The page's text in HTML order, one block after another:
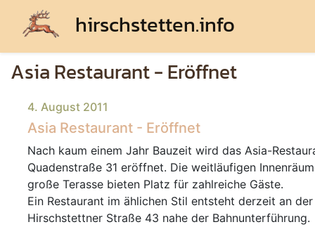
hirschstetten.info
Asia Restaurant - Eröffnet
4. August 2011
Asia Restaurant - Eröffnet
Nach kaum einem Jahr Bauzeit wird das Asia-
Quadenstraße 31 eröffnet. Die weitläufigen
große Terasse bieten Platz für zahlreiche Gäste.
Ein Restaurant im ählichen Stil entsteht derzeit an der
Hirschstettner Straße 43 nahe der Bahnunterführung.